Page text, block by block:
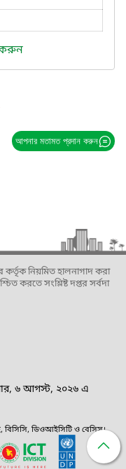
করুন
আপনার মতামত প্রদান করুন
কর্তৃক নিয়মিত হালনাগাদ করা
করতে সংশ্লিষ্ট দপ্তর সর্বদা
৬ আগস্ট, ২০২৬ এ
বিসিসি, ডিওআইসিটি ও বেসিস।